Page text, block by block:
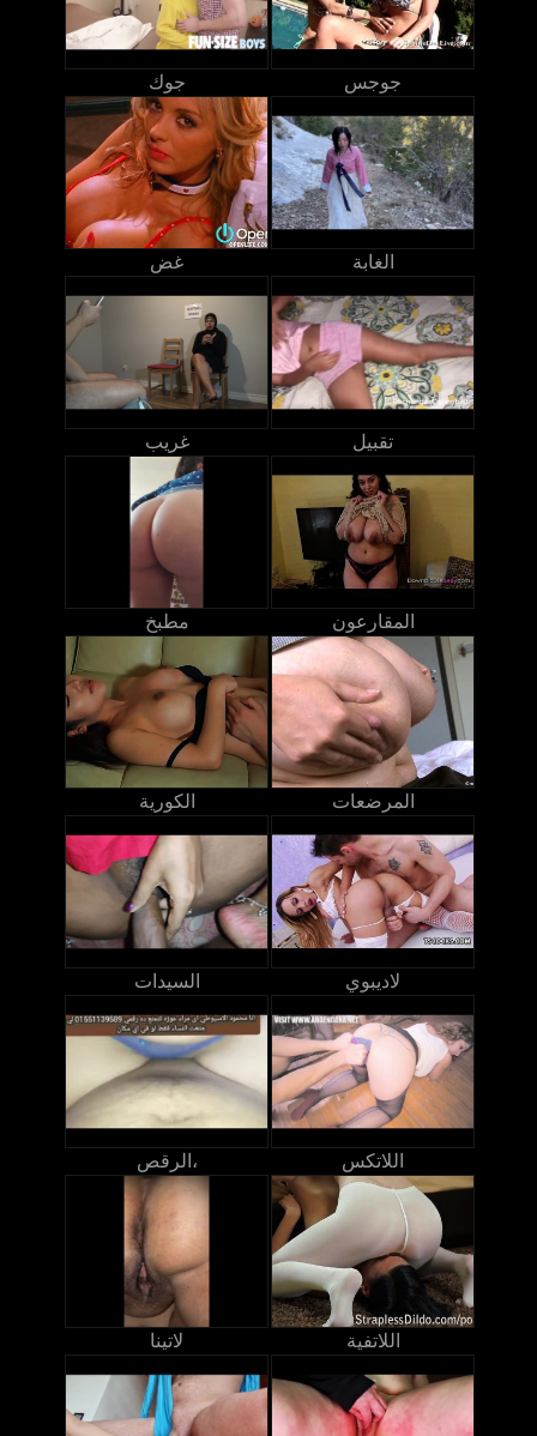
جوك جوجس
غض الغابة
غريب تقبيل
مطبخ المقارعون
الكورية المرضعات
السيدات لاديبوي
الرقص، اللاتكس
لاتينا اللاتفية